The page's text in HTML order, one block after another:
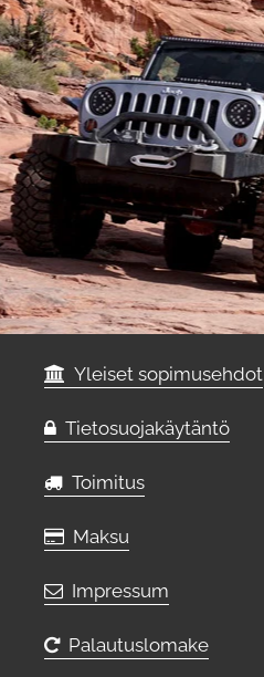
Yleiset sopimusehdot
Tietosuojakäytäntö
Toimitus
Maksu
Impressum
Palautuslomake